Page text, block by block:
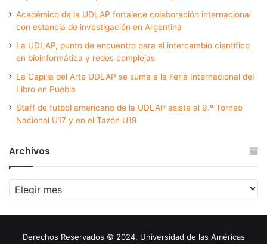
Académico de la UDLAP fortalece colaboración internacional
con estancia de investigación en Argentina
La UDLAP, punto de encuentro para el intercambio científico
en bioinformática y redes complejas
La Capilla del Arte UDLAP se suma a la Feria Internacional del
Libro en Puebla
Staff de futbol americano de la UDLAP asiste al 9.º Torneo
Nacional U17 y en el Tazón U19
Archivos
Archivos
Derechos Reservados © 2024. Universidad de las Américas